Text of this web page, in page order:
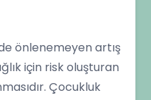
önlenemeyen artış
için risk oluşturan
Çocukluk